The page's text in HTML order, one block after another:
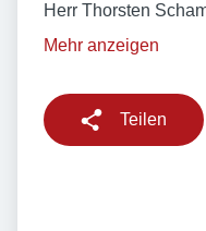
Herr Thorsten
Mehr anzeigen
Teilen